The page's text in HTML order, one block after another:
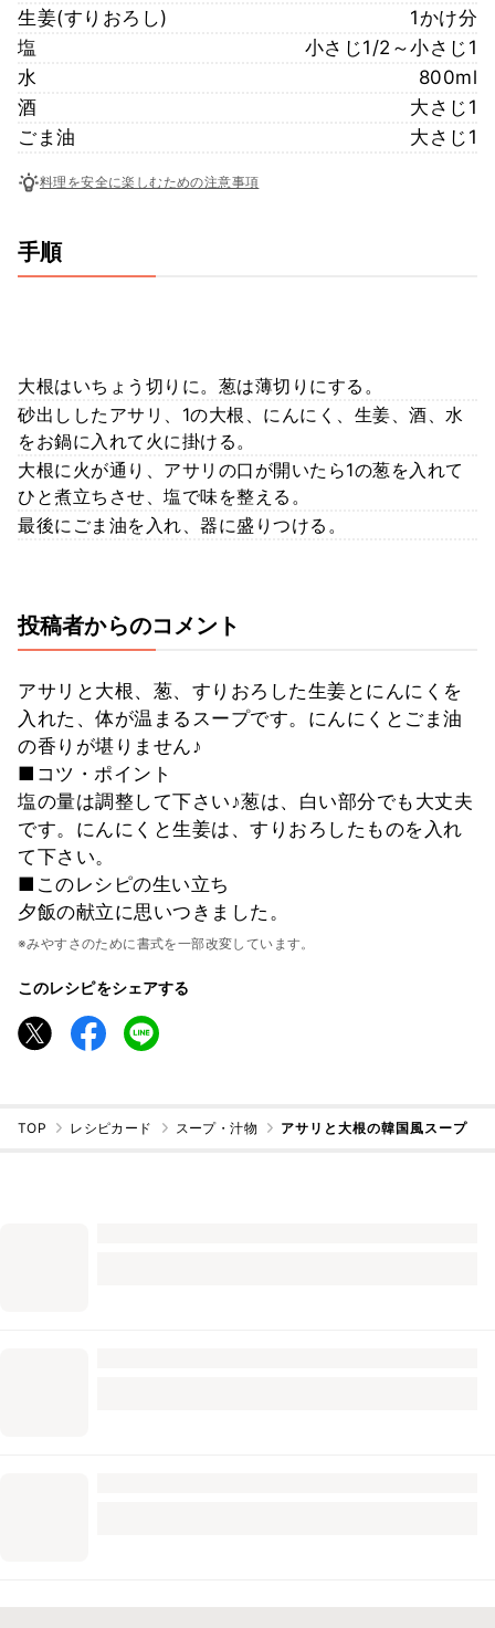
生姜(すりおろし)
1かけ分
塩
小さじ1/2～小さじ1
水
800ml
酒
大さじ1
ごま油
大さじ1
料理を安全に楽しむための注意事項
手順
大根はいちょう切りに。葱は薄切りにする。
砂出ししたアサリ、1の大根、にんにく、生姜、酒、水
をお鍋に入れて火に掛ける。
大根に火が通り、アサリの口が開いたら1の葱を入れて
ひと煮立ちさせ、塩で味を整える。
最後にごま油を入れ、器に盛りつける。
投稿者からのコメント
アサリと大根、葱、すりおろした生姜とにんにくを
入れた、体が温まるスープです。にんにくとごま油
の香りが堪りません♪
■コツ・ポイント
塩の量は調整して下さい♪葱は、白い部分でも大丈夫
です。にんにくと生姜は、すりおろしたものを入れ
て下さい。
■このレシピの生い立ち
夕飯の献立に思いつきました。
※みやすさのために書式を一部改変しています。
このレシピをシェアする
TOP レシピカード スープ・汁物 アサリと大根の韓国風スープ